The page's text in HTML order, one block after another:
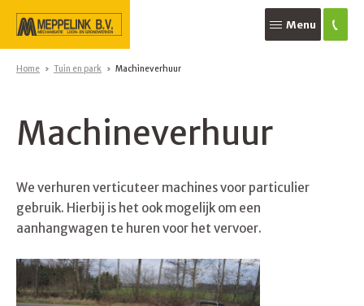
Menu
Home Tuin en park Machineverhuur
Machineverhuur
We verhuren verticuteer machines voor particulier
gebruik. Hierbij is het ook mogelijk om een
aanhangwagen te huren voor het vervoer.